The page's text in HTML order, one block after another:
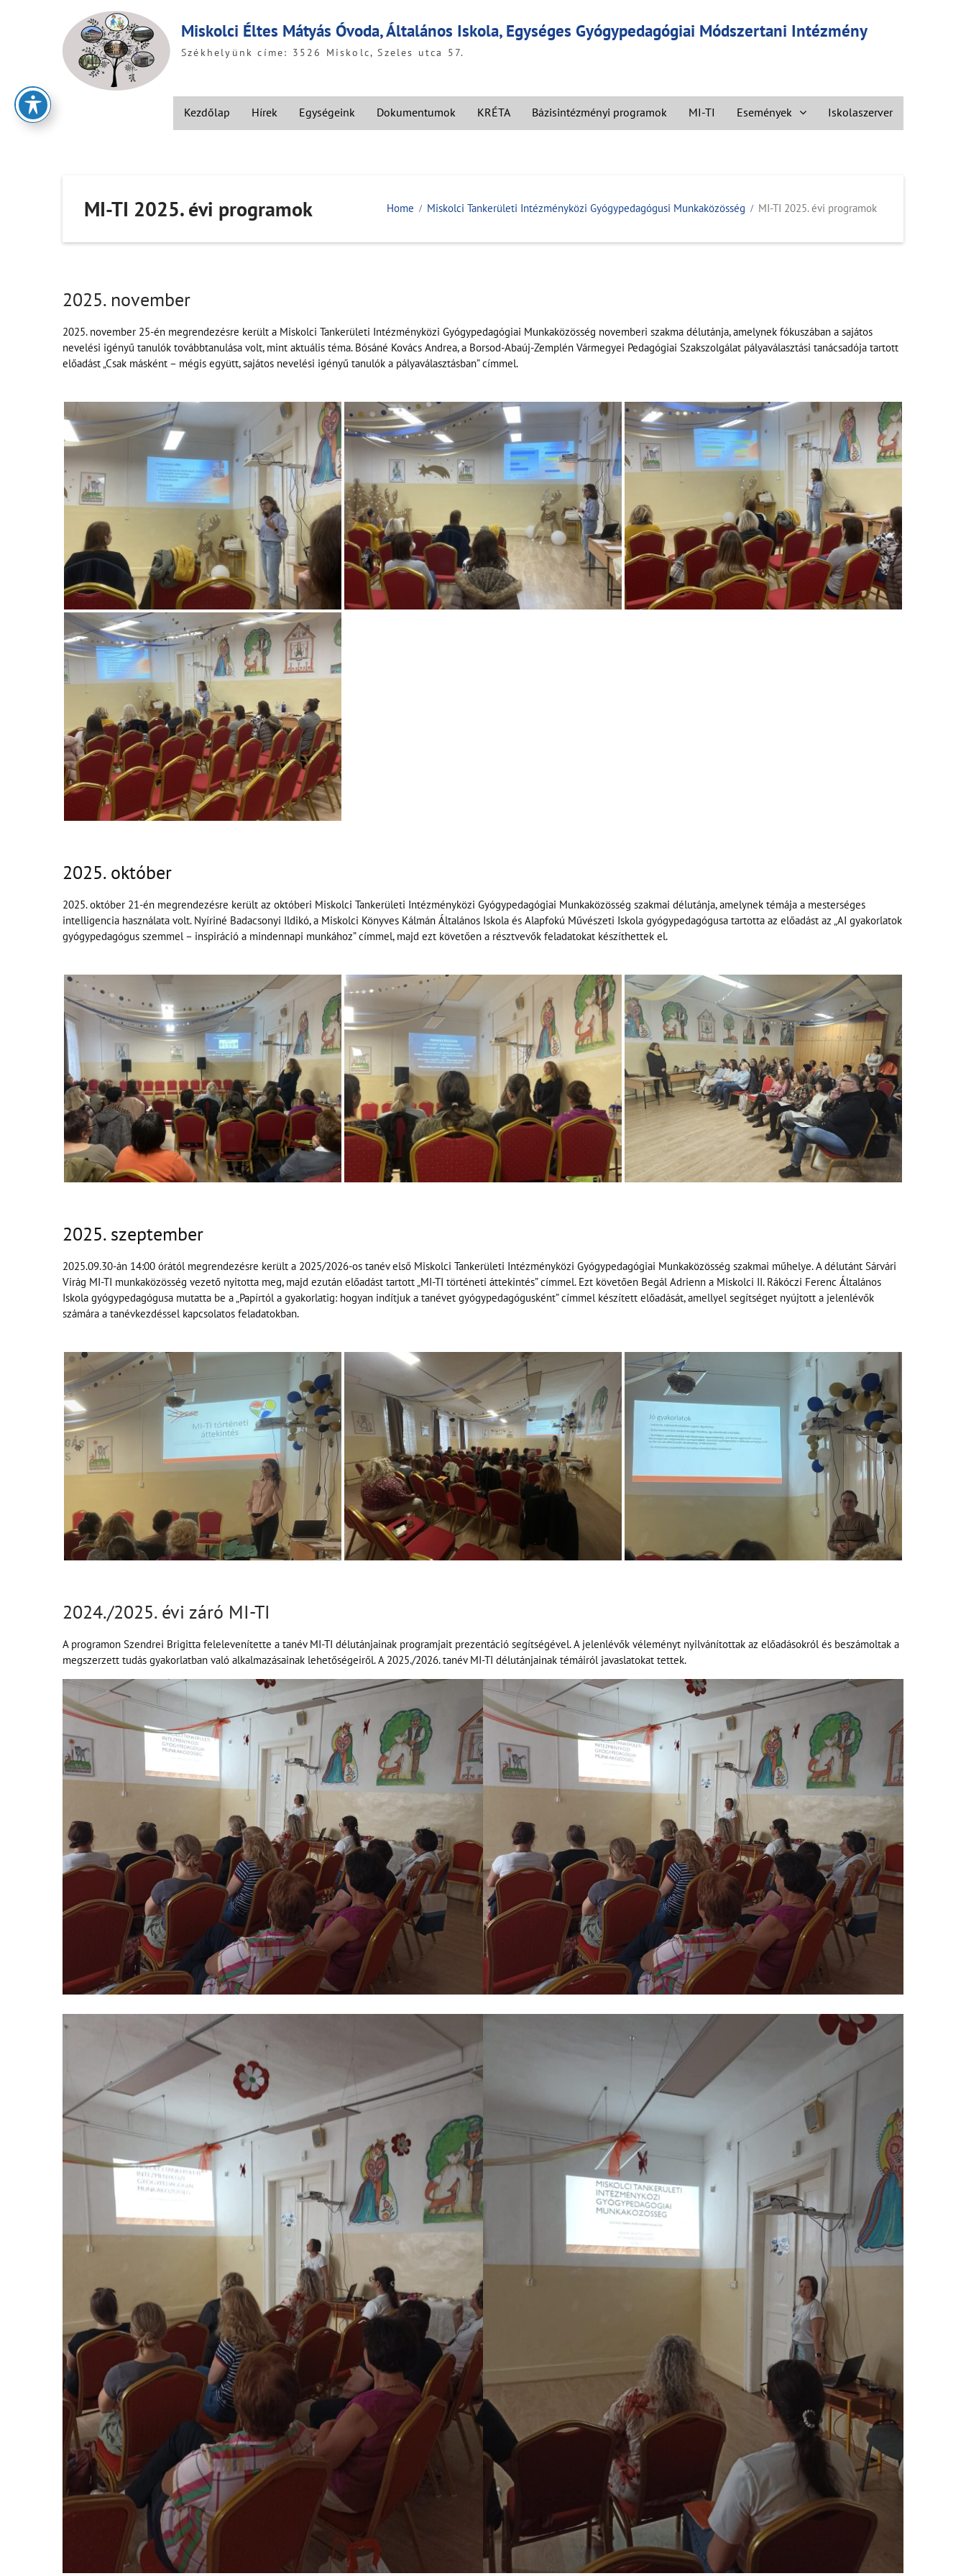
Miskolci Éltes Mátyás Óvoda, Általános Iskola, Egységes Gyógypedagógiai Módszertani Intézmény
Székhelyünk címe: 3526 Miskolc, Szeles utca 57.
Kezdőlap Hírek Egységeink Dokumentumok KRÉTA Bázisintézményi programok MI-TI Események Iskolaszerver
MI-TI 2025. évi programok Home Miskolci Tankerületi Intézményközi Gyógypedagógusi Munkaközösség MI-TI 2025. évi programok
2025. november
2025. november 25-én megrendezésre került a Miskolci Tankerületi Intézményközi Gyógypedagógiai Munkaközösség novemberi szakma délutánja, amelynek fókuszában a sajátos
nevelési igényű tanulók továbbtanulása volt, mint aktuális téma. Bósáné Kovács Andrea, a Borsod-Abaúj-Zemplén Vármegyei Pedagógiai Szakszolgálat pályaválasztási tanácsadója tartott
előadást „Csak másként – mégis együtt, sajátos nevelési igényű tanulók a pályaválasztásban” címmel.
2025. október
2025. október 21-én megrendezésre került az októberi Miskolci Tankerületi Intézményközi Gyógypedagógiai Munkaközösség szakmai délutánja, amelynek témája a mesterséges
intelligencia használata volt. Nyíriné Badacsonyi Ildikó, a Miskolci Könyves Kálmán Általános Iskola és Alapfokú Művészeti Iskola gyógypedagógusa tartotta az előadást az „AI gyakorlatok
gyógypedagógus szemmel – inspiráció a mindennapi munkához” címmel, majd ezt követően a résztvevők feladatokat készíthettek el.
2025. szeptember
2025.09.30-án 14:00 órától megrendezésre került a 2025/2026-os tanév első Miskolci Tankerületi Intézményközi Gyógypedagógiai Munkaközösség szakmai műhelye. A délutánt Sárvári
Virág MI-TI munkaközösség vezető nyitotta meg, majd ezután előadást tartott „MI-TI történeti áttekintés” címmel. Ezt követően Begál Adrienn a Miskolci II. Rákóczi Ferenc Általános
Iskola gyógypedagógusa mutatta be a „Papírtól a gyakorlatig: hogyan indítjuk a tanévet gyógypedagógusként” címmel készített előadását, amellyel segítséget nyújtott a jelenlévők
számára a tanévkezdéssel kapcsolatos feladatokban.
2024./2025. évi záró MI-TI
A programon Szendrei Brigitta felelevenítette a tanév MI-TI délutánjainak programjait prezentáció segítségével. A jelenlévők véleményt nyilvánítottak az előadásokról és beszámoltak a
megszerzett tudás gyakorlatban való alkalmazásainak lehetőségeiről. A 2025./2026. tanév MI-TI délutánjainak témáiról javaslatokat tettek.
NYÁRI ÜGYELET ÜGYINTÉZÉS CÉLJÁBÓL A SZÉKHELY ÉPÜLETÉBEN
(3526 MISKOLC SZELES UTCA 57.)
2026. AUGUSZTUS 5.----9:00-13:00
2026. AUGUSZTUS 19.--9:00-13:00